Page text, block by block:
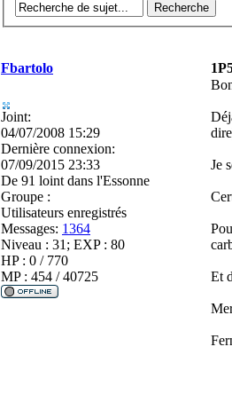
Fbartolo
Joint:
04/07/2008 15:29
Dernière connexion:
07/09/2015 23:33
De 91 loint dans l'Essonne
Groupe :
Utilisateurs enregistrés
Messages: 1364
Niveau : 31; EXP : 80
HP : 0 / 770
MP : 454 / 40725
Je
Et